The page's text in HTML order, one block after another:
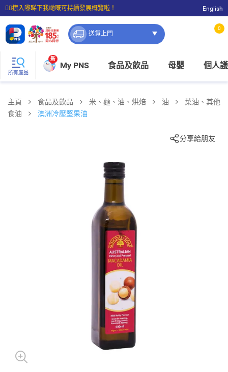
☝🏼㩒入嚟睇下我哋嘅可持續發展概覽啦！
⭐購物滿$399即享免費送貨；滿$100即可免費店取。
English
送貨上門
0
所有產品
新
My PNS 食品及飲品 母嬰 個人
主頁 食品及飲品 米、麵、油、烘焙 油
菜油、其他
食油
澳洲冷壓堅果油
分享給朋友